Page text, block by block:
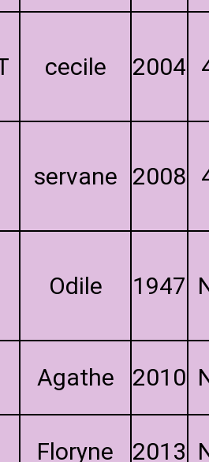
cecile 2004
servane 2008
Odile 1947
Agathe 2010
Floryne 2013